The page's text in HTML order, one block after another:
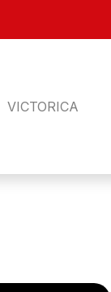
VICTORICA